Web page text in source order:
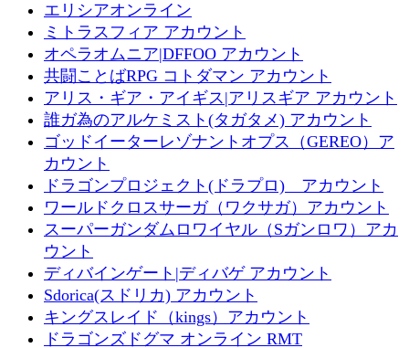
エリシアオンライン
ミトラスフィア アカウント
オペラオムニア|DFFOO アカウント
共闘ことばRPG コトダマン アカウント
アリス・ギア・アイギス|アリスギア アカウント
誰ガ為のアルケミスト(タガタメ) アカウント
ゴッドイーターレゾナントオプス（GEREO）ア
カウント
ドラゴンプロジェクト(ドラプロ) アカウント
ワールドクロスサーガ（ワクサガ）アカウント
スーパーガンダムロワイヤル（Sガンロワ）アカ
ウント
ディバインゲート|ディバゲ アカウント
Sdorica(スドリカ) アカウント
キングスレイド（kings）アカウント
ドラゴンズドグマ オンライン RMT